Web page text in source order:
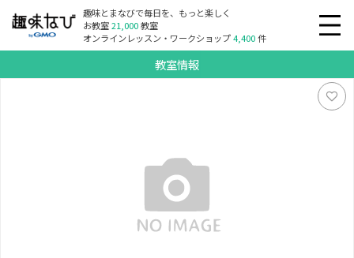
趣味とまなびで毎日を、もっと楽しく
お教室21,000教室
オンラインレッスン・ワークショップ4,400件
教室情報